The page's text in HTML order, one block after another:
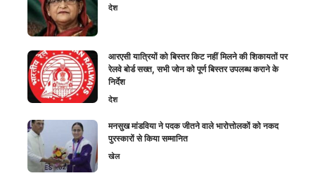
देश
आरएसी यात्रियों को बिस्तर किट नहीं मिलने की शिकायतों पर
रेलवे बोर्ड सख्त, सभी जोन को पूर्ण बिस्तर उपलब्ध कराने के
निर्देश
देश
मनसुख मांडविया ने पदक जीतने वाले भारोत्तोलकों को नकद
पुरस्कारों से किया सम्मानित
खेल